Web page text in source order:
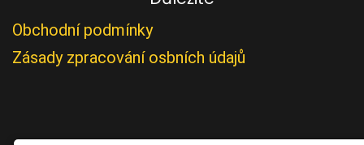
Obchodní podmínky
Zásady zpracování osbních údajů